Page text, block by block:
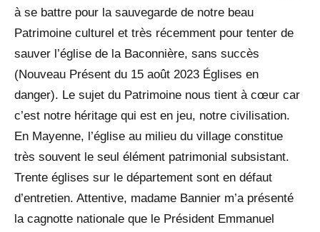
à se battre pour la sauvegarde de notre beau
Patrimoine culturel et très récemment pour tenter de
sauver l’église de la Baconnière, sans succès
(Nouveau Présent du 15 août 2023 Églises en
danger). Le sujet du Patrimoine nous tient à cœur car
c’est notre héritage qui est en jeu, notre civilisation.
En Mayenne, l’église au milieu du village constitue
très souvent le seul élément patrimonial subsistant.
Trente églises sur le département sont en défaut
d’entretien. Attentive, madame Bannier m’a présenté
la cagnotte nationale que le Président Emmanuel